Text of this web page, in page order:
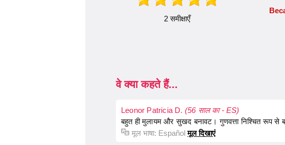
2 समीक्षाएँ
वे क्या कहते हैं...
Leonor Patricia D. (56 साल का - ES)
बहुत ही मुलायम और सुखद बनावट। गुणवत्ता निश्चित रूप से
मूल भाषा: Español मूल दिखाएं